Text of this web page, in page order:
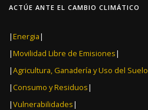
ACTÚE ANTE EL CAMBIO CLIMÁTICO
|Energia|
|Movilidad Libre de Emisiones|
|Agricultura, Ganadería y Uso del Suelo
| Consumo y Residuos|
|Vulnerabilidades|